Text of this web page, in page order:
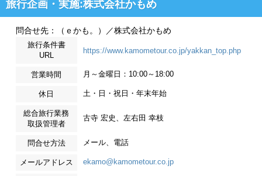
旅行企画・実施:株式会社かもめ
問合せ先：（ｅかも。）／株式会社かもめ
旅行条件書
URL
https://www.kamometour.co.jp/yakkan_top.php
営業時間 月～金曜日：10:00～18:00
休日 土・日・祝日・年末年始
総合旅行業務
取扱管理者
古寺 宏史、左右田 幸枝
問合せ方法 メール、電話
メールアドレス ekamo@kamometour.co.jp